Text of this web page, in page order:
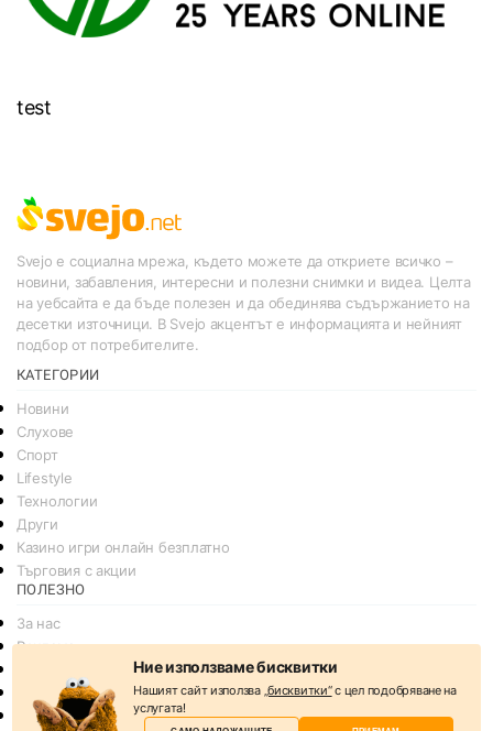
test
Svejo е социална мрежа, където можете да откриете всичко –
новини, забавления, интересни и полезни снимки и видеа. Целта
на уебсайта е да бъде полезен и да обединява съдържанието на
десетки източници. В Svejo акцентът е информацията и нейният
подбор от потребителите.
КАТЕГОРИИ
Новини
Слухове
Спорт
Lifestyle
Технологии
Други
Казино игри онлайн безплатно
Търговия с акции
ПОЛЕЗНО
За нас
Реклама
Условия за споделяне
Политика за поверителснот
Ние използваме бисквитки
Нашият сайт използва „бисквитки“с цел подобряване на
услугата!